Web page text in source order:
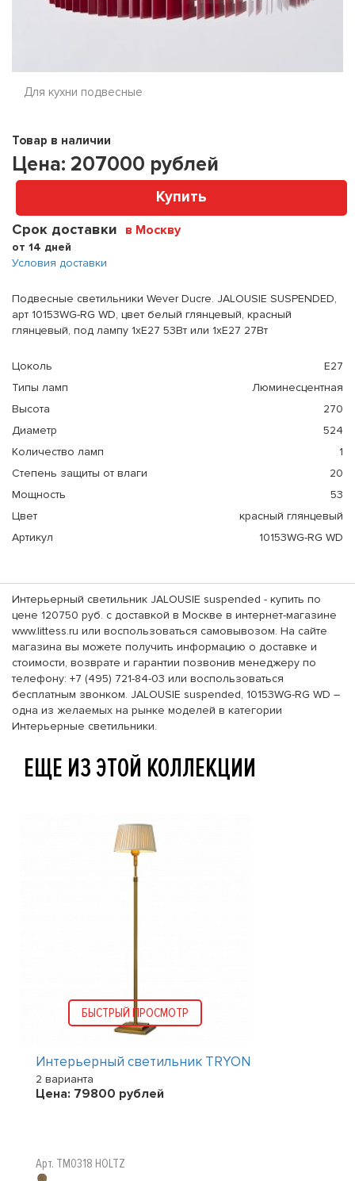
Для кухни подвесные
Товар в наличии
Цена: 207000 рублей
Купить
Срок доставки в Москву
от 14 дней
Условия доставки
Подвесные светильники Wever Ducre. JALOUSIE SUSPENDED,
арт 10153WG-RG WD, цвет белый глянцевый, красный
глянцевый, под лампу 1xE27 53Вт или 1xE27 27Вт
Цоколь
E27
Типы ламп
Люминесцентная
Высота
270
Диаметр
524
Количество ламп
1
Степень защиты от влаги
20
Мощность
53
Цвет
красный глянцевый
Артикул
10153WG-RG WD
Интерьерный светильник JALOUSIE suspended - купить по
цене 120750 руб. с доставкой в Москве в интернет-магазине
www.littess.ru или воспользоваться самовывозом. На сайте
магазина вы можете получить информацию о доставке и
стоимости, возврате и гарантии позвонив менеджеру по
телефону: +7 (495) 721-84-03 или воспользоваться
бесплатным звонком. JALOUSIE suspended, 10153WG-RG WD –
одна из желаемых на рынке моделей в категории
Интерьерные светильники.
ЕЩЕ ИЗ ЭТОЙ КОЛЛЕКЦИИ
БЫСТРЫЙ ПРОСМОТР
Интерьерный светильник TRYON
2 варианта
Цена: 79800 рублей
Арт. TM0318 HOLTZ